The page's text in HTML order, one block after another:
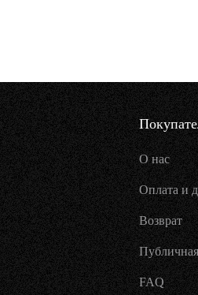
О нас
Оплата и
Возврат
FAQ